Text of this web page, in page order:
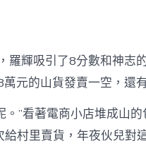
羅輝吸引了8分數和神志
元的山貨發賣一空，還
。”看著電商小店堆成山
村里賣貨，年夜伙兒對